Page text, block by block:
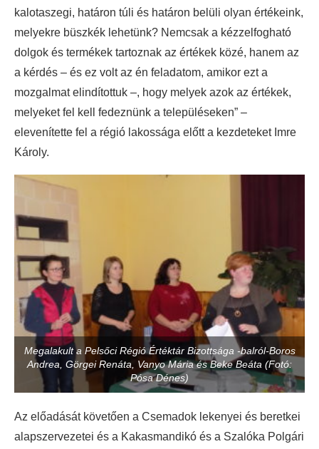
kalotaszegi, határon túli és határon belüli olyan értékeink,
melyekre büszkék lehetünk? Nemcsak a kézzelfogható
dolgok és termékek tartoznak az értékek közé, hanem az
a kérdés – és ez volt az én feladatom, amikor ezt a
mozgalmat elindítottuk –, hogy melyek azok az értékek,
melyeket fel kell fedeznünk a településeken” –
elevenítette fel a régió lakossága előtt a kezdeteket Imre
Károly.
Megalakult a Pelsőci Régió Értéktár Bizottsága -balról-Boros
Andrea, Görgei Renáta, Vanyo Mária és Beke Beáta (Fotó:
Pósa Dénes)
Az előadását követően a Csemadok lekenyei és beretkei
alapszervezetei és a Kakasmandikó és a Szalóka Polgári